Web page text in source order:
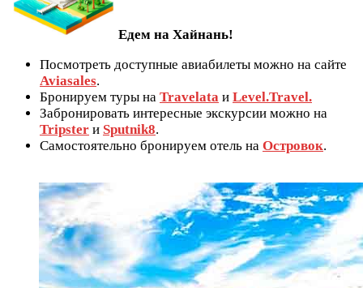
Едем на Хайнань!
Посмотреть доступные авиабилеты можно на сайте
Aviasales.
Бронируем туры на Travelata и Level.Travel.
Забронировать интересные экскурсии можно на
Tripster и Sputnik8.
Самостоятельно бронируем отель на Островок.